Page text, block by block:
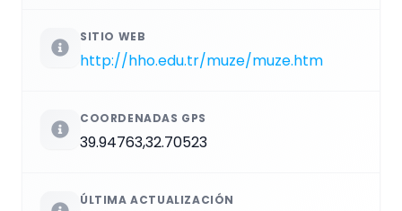
SITIO WEB
http://hho.edu.tr/muze/muze.htm
COORDENADAS GPS
39.94763,32.70523
ÚLTIMA ACTUALIZACIÓN